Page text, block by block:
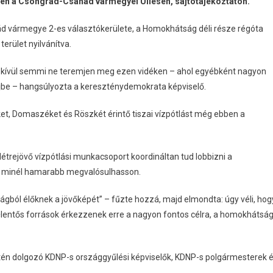
vármegye 2-es választókerülete, a Homokhátság déli része régóta
nyilvánítva.
semmi ne teremjen meg ezen vidéken – ahol egyébként nagyon
– hangsúlyozta a kereszténydemokrata képviselő.
Domaszéket és Röszkét érintő tiszai vízpótlást még ebben a
vízpótlási munkacsoport koordináltan tud lobbizni a
hamarabb megvalósulhasson.
élőknek a jövőképét” – fűzte hozzá, majd elmondta: úgy véli,
források érkezzenek erre a nagyon fontos célra, a
dolgozó KDNP-s országgyűlési képviselők, KDNP-s polgármesterek